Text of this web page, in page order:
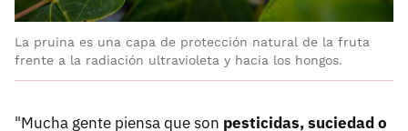
La pruina es una capa de protección natural de la fruta
frente a la radiación ultravioleta y hacia los hongos.
"Mucha gente piensa que son pesticidas, suciedad o